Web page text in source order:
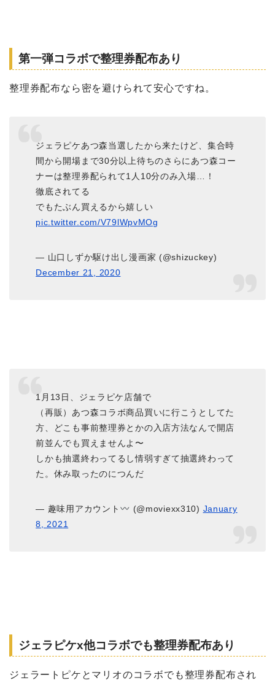
第一弾コラボで整理券配布あり
整理券配布なら密を避けられて安心ですね。
ジェラピケあつ森当選したから来たけど、集合時
間から開場まで30分以上待ちのさらにあつ森コー
ナーは整理券配られて1人10分のみ入場…！
徹底されてる
でもたぶん買えるから嬉しい
pic.twitter.com/V79lWpvMOg
— 山口しずか駆け出し漫画家 (@shizuckey)
December 21, 2020
1月13日、ジェラピケ店舗で
（再販）あつ森コラボ商品買いに行こうとしてた
方、どこも事前整理券とかの入店方法なんで開店
前並んでも買えませんよ〜
しかも抽選終わってるし情弱すぎて抽選終わって
た。休み取ったのにつんだ
— 趣味用アカウント (@moviexx310) January
8, 2021
ジェラピケx他コラボでも整理券配布あり
ジェラートピケとマリオのコラボでも整理券配布され